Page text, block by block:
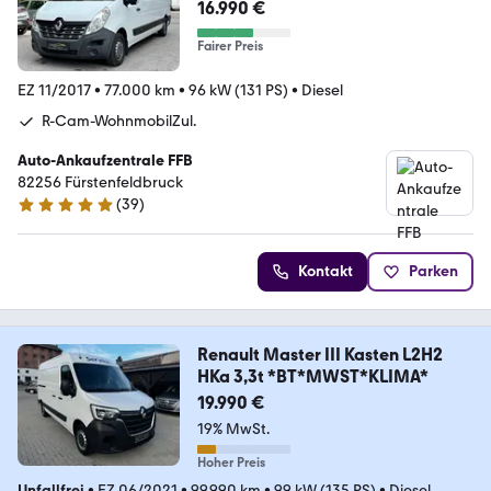
16.990 €
Fairer Preis
EZ 11/2017• 77.000 km • 96 kW (131 PS) • Diesel
R-Cam-WohnmobilZul.
Auto-Ankaufzentrale FFB
82256 Fürstenfeldbruck
4.9 Sterne
(39)
Kontakt Parken
Renault Master III Kasten L2H2
HKa 3,3t *BT*MWST*KLIMA*
19.990 €
19% MwSt.
Hoher Preis